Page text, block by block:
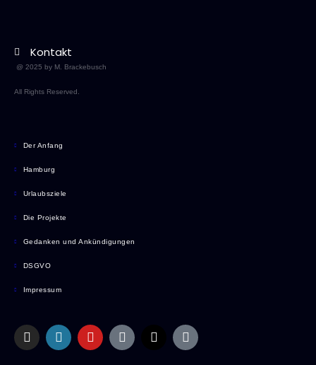
Kontakt
@ 2025 by M. Brackebusch
All Rights Reserved.
Der Anfang
Hamburg
Urlaubsziele
Die Projekte
Gedanken und Ankündigungen
DSGVO
Impressum